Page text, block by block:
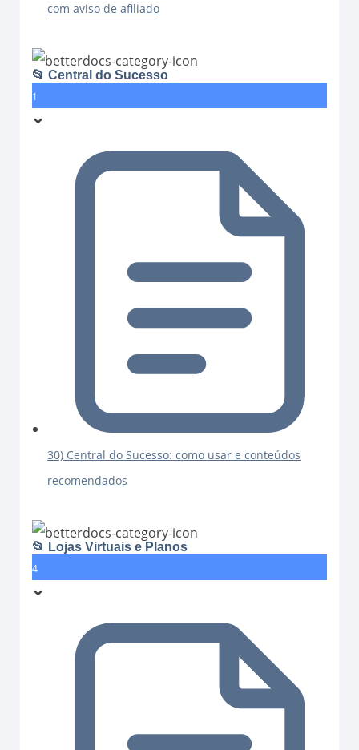
com aviso de afiliado
📂 Central do Sucesso
1
30) Central do Sucesso: como usar e conteúdos
recomendados
📂 Lojas Virtuais e Planos
4